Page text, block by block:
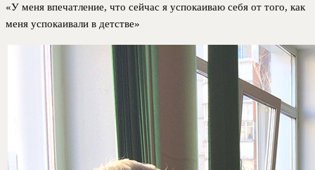
«У меня впечатление, что сейчас я успокаиваю себя от того, как
меня успокаивали в детстве»